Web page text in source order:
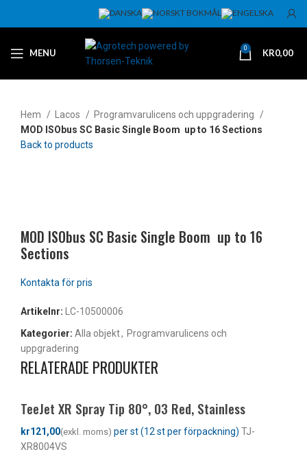
MENU 0 KR0,00
Hem Lacos
Programvarulicens och uppgradering
MOD ISObus SC Basic Single Boom up to 16 Sections
Back to products
MOD ISObus SC Basic Single Boom up to 16
Sections
Artikelnr: LC-10500006
Kategorier: Alla objekt, Programvarulicens och
uppgradering
RELATERADE PRODUKTER
TeeJet XR Spray Tip 80°, 03 Red, Stainless
kr
TJ-
XR8004VS